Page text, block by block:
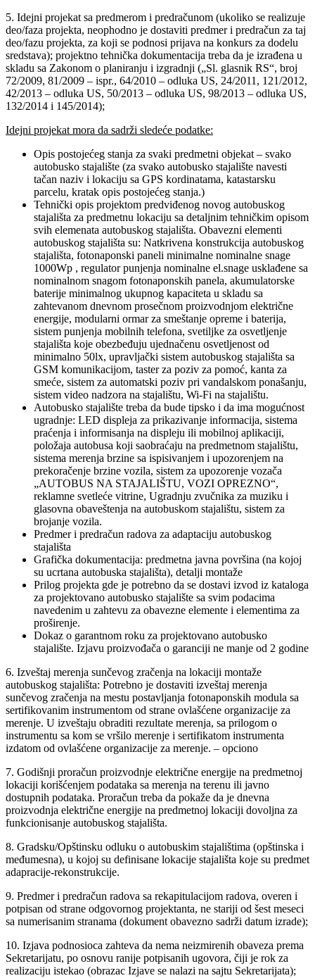
5. Idejni projekat sa predmerom i predračunom (ukoliko se realizuje
deo/faza projekta, neophodno je dostaviti predmer i predračun za taj
deo/fazu projekta, za koji se podnosi prijava na konkurs za dodelu
sredstava); projektno tehnička dokumentacija treba da je izrađena u
skladu sa Zakonom o planiranju i izgradnji („Sl. glasnik RS“, broj
72/2009, 81/2009 – ispr., 64/2010 – odluka US, 24/2011, 121/2012,
42/2013 – odluka US, 50/2013 – odluka US, 98/2013 – odluka US,
132/2014 i 145/2014);
Idejni projekat mora da sadrži sledeće podatke:
Opis postojećeg stanja za svaki predmetni objekat – svako
autobusko stajalište (za svako autobusko stajalište navesti
tačan naziv i lokaciju sa GPS kordinatama, katastarsku
parcelu, kratak opis postojećeg stanja.)
Tehnički opis projektom predviđenog novog autobuskog
stajališta za predmetnu lokaciju sa detaljnim tehničkim opisom
svih elemenata autobuskog stajališta. Obavezni elementi
autobuskog stajališta su: Natkrivena konstrukcija autobuskog
stajališta, fotonaponski paneli minimalne nominalne snage
1000Wp , regulator punjenja nominalne el.snage usklađene sa
nominalnom snagom fotonaponskih panela, akumulatorske
baterije minimalnog ukupnog kapaciteta u skladu sa
zahtevanom dnevnom prosečnom proizvodnjom električne
energije, modularni ormar za smeštanje opreme i baterija,
sistem punjenja mobilnih telefona, svetiljke za osvetljenje
stajališta koje obezbeđuju ujednačenu osvetljenost od
minimalno 50lx, upravljački sistem autobuskog stajališta sa
GSM komunikacijom, taster za poziv za pomoć, kanta za
smeće, sistem za automatski poziv pri vandalskom ponašanju,
sistem video nadzora na stajalištu, Wi-Fi na stajalištu.
Autobusko stajalište treba da bude tipsko i da ima mogućnost
ugradnje: LED displeja za prikazivanje informacija, sistema
praćenja i informisanja na displeju ili mobilnoj aplikaciji,
položaja autobusa koji saobraćaju na predmetnom stajalištu,
sistema merenja brzine sa ispisivanjem i upozorenjem na
prekoračenje brzine vozila, sistem za upozorenje vozača
„AUTOBUS NA STAJALIŠTU, VOZI OPREZNO“,
reklamne svetleće vitrine, Ugradnju zvučnika za muziku i
glasovna obaveštenja na autobuskom stajalištu, sistem za
brojanje vozila.
Predmer i predračun radova za adaptaciju autobuskog
stajališta
Grafička dokumentacija: predmetna javna površina (na kojoj
su ucrtana autobuska stajališta), detalji montaže
Prilog projekta gde je potrebno da se dostavi izvod iz kataloga
za projektovano autobusko stajalište sa svim podacima
navedenim u zahtevu za obavezne elemente i elementima za
proširenje.
Dokaz o garantnom roku za projektovano autobusko
stajalište. Izjavu proizvođača o garanciji ne manje od 2 godine
6. Izveštaj merenja sunčevog zračenja na lokaciji montaže
autobuskog stajališta: Potrebno je dostaviti izveštaj merenja
sunčevog zračenja na mestu postavljanja fotonaponskih modula sa
sertifikovanim instrumentom od strane ovlašćene organizacije za
merenje. U izveštaju obraditi rezultate merenja, sa prilogom o
instrumentu sa kom se vršilo merenje i sertifikatom instrumenta
izdatom od ovlašćene organizacije za merenje. – opciono
7. Godišnji proračun proizvodnje električne energije na predmetnoj
lokaciji korišćenjem podataka sa merenja na terenu ili javno
dostupnih podataka. Proračun treba da pokaže da je dnevna
proizvodnja električne energije na predmetnoj lokaciji dovoljna za
funkcionisanje autobuskog stajališta.
8. Gradsku/Opštinsku odluku o autobuskim stajalištima (opštinska i
međumesna), u kojoj su definisane lokacije stajališta koje su predmet
adapracije-rekonstrukcije.
9. Predmer i predračun radova sa rekapitulacijom radova, overen i
potpisan od strane odgovornog projektanta, ne stariji od šest meseci
sa numerisanim stranama (dokument obavezno sadrži datum izrade);
10. Izjava podnosioca zahteva da nema neizmirenih obaveza prema
Sekretarijatu, po osnovu ranije potpisanih ugovora, čiji je rok za
realizaciju istekao (obrazac Izjave se nalazi na sajtu Sekretarijata);